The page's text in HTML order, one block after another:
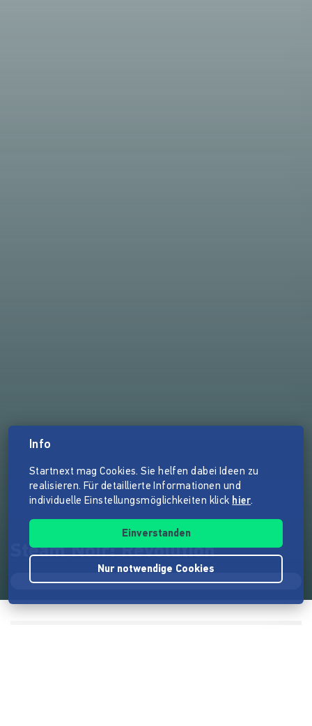
Steam Noir: Revolution
Info
Startnext mag Cookies. Sie helfen dabei Ideen zu
realisieren. Für detaillierte Informationen und
individuelle Einstellungsmöglichkeiten klick hier.
Einverstanden
Nur notwendige Cookies